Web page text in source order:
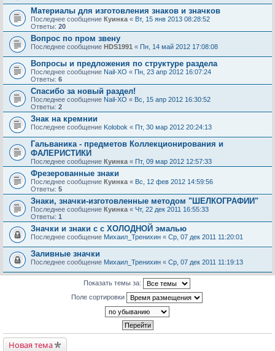
Материалы для изготовления знаков и значков
Последнее сообщение Куинка « Вт, 15 янв 2013 08:28:52
Ответы: 20
Вопрос по пром звену
Последнее сообщение HDS1991 « Пн, 14 май 2012 17:08:08
Вопросы и предложения по структуре раздела
Последнее сообщение Nail-XO « Пн, 23 апр 2012 16:07:24
Ответы: 6
Спасибо за новый раздел!
Последнее сообщение Nail-XO « Вс, 15 апр 2012 16:30:52
Ответы: 2
Знак на кремнии
Последнее сообщение Kolobok « Пт, 30 мар 2012 20:24:13
Гальваника - предметов Коллекционирования и
ФАЛЕРИСТИКИ
Последнее сообщение Куинка « Пт, 09 мар 2012 12:57:33
Фрезерованные знаки
Последнее сообщение Куинка « Вс, 12 фев 2012 14:59:56
Ответы: 5
Знаки, значки-изготовленные методом "ШЕЛКОГРАФИИ"
Последнее сообщение Куинка « Чт, 22 дек 2011 16:55:33
Ответы: 1
Значки и знаки с с ХОЛОДНОЙ эмалью
Последнее сообщение Михаил_Тренихин « Ср, 07 дек 2011 11:20:01
Заливные значки
Последнее сообщение Михаил_Тренихин « Ср, 07 дек 2011 11:19:13
Показать темы за:
Поле сортировки
Новая тема